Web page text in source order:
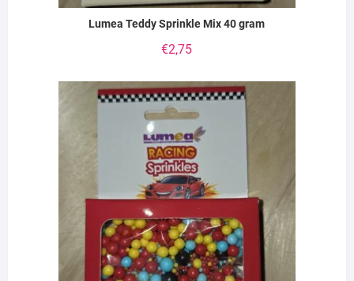
Lumea Teddy Sprinkle Mix 40 gram
€2,75